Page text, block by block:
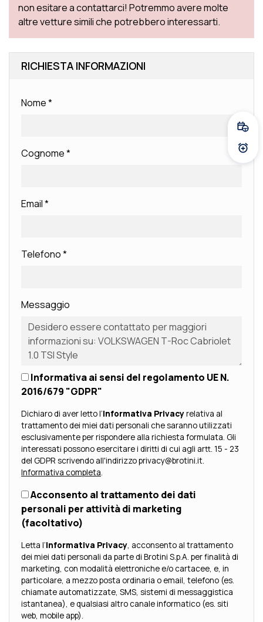
non esitare a contattarci! Potremmo avere molte
altre vetture simili che potrebbero interessarti.
RICHIESTA INFORMAZIONI
Nome*
Cognome*
Email*
Telefono*
Messaggio
Informativa ai sensi del regolamento UE N.
2016/679 "GDPR"
Dichiaro di aver letto l’Informativa Privacyrelativa al
trattamento dei miei dati personali che saranno utilizzati
esclusivamente per rispondere alla richiesta formulata. Gli
interessati possono esercitare i diritti di cui agli artt. 15 - 23
del GDPR scrivendo all'indirizzo privacy@brotini.it.
Informativa completa.
Acconsento al trattamento dei dati
personali per attività di marketing
(facoltativo)
Letta l’Informativa Privacy, acconsento al trattamento
dei miei dati personali da parte di Brotini S.p.A. per finalità di
marketing, con modalità elettroniche e/o cartacee, e, in
particolare, a mezzo posta ordinaria o email, telefono (es.
chiamate automatizzate, SMS, sistemi di messaggistica
istantanea), e qualsiasi altro canale informatico (es. siti
web, mobile app).